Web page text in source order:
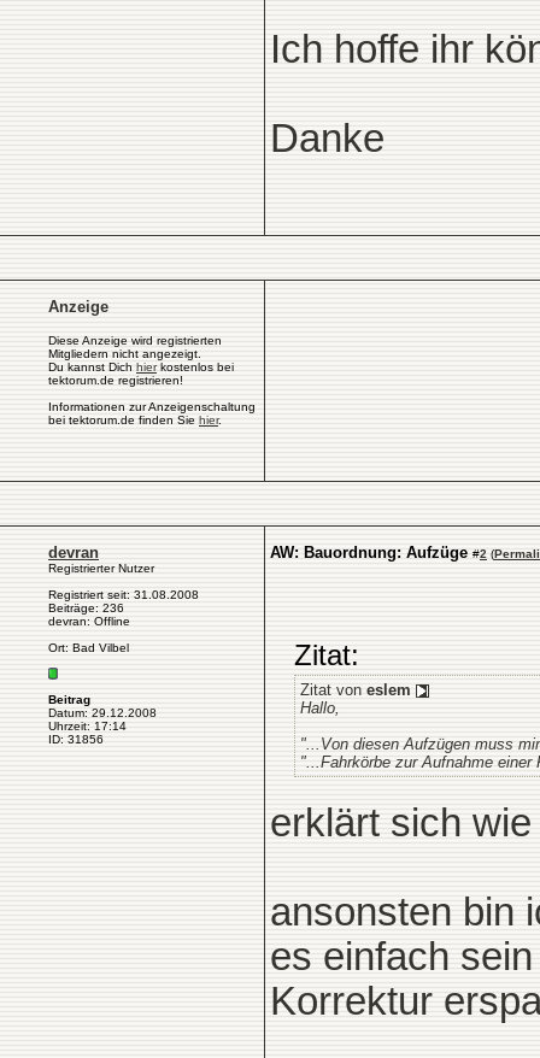
Ich hoffe ihr
Danke
Anzeige
Diese Anzeige wird registrierten
Mitgliedern nicht angezeigt.
Du kannst Dich hierkostenlos bei
tektorum.de registrieren!
Informationen zur Anzeigenschaltung
bei tektorum.de finden Sie hier.
devran
Registrierter Nutzer
Registriert seit: 31.08.2008
Beiträge: 236
devran: Offline
Ort: Bad Vilbel
Beitrag
Datum: 29.12.2008
Uhrzeit: 17:14
ID: 31856
AW: Bauordnung: Aufzüge #2 (
Zitat:
Zitat von eslem
Hallo,
"...Von diesen Aufzügen muss
"...Fahrkörbe zur Aufnahme
erklärt sich
ansonsten bin
es einfach
Korrektur